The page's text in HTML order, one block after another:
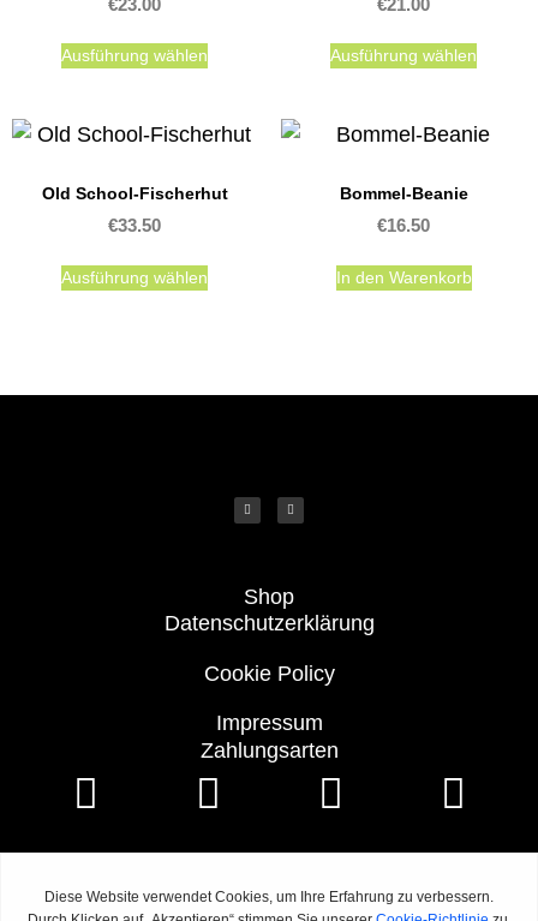
Ausführung wählen Ausführung wählen
Old School-Fischerhut
€33.50
Ausführung wählen
Bommel-Beanie
€16.50
In den Warenkorb
Shop
Datenschutzerklärung
Cookie Policy
Impressum
Zahlungsarten